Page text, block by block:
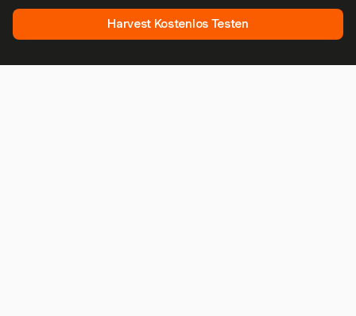
Harvest Kostenlos Testen